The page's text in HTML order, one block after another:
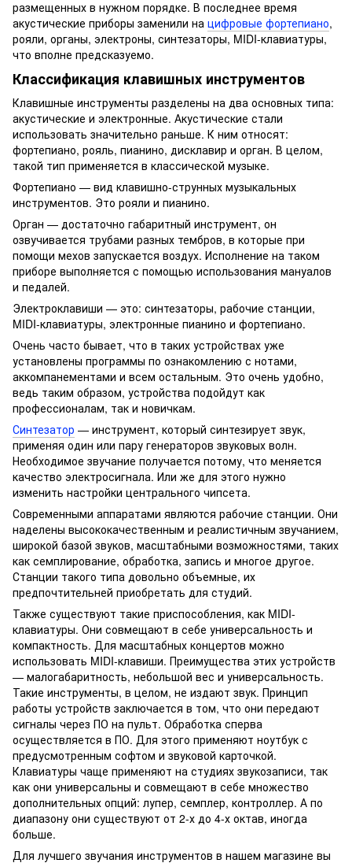
размещенных в нужном порядке. В последнее время
акустические приборы заменили на цифровые фортепиано,
рояли, органы, электроны, синтезаторы, MIDI-клавиатуры,
что вполне предсказуемо.
Классификация клавишных инструментов
Клавишные инструменты разделены на два основных типа:
акустические и электронные. Акустические стали
использовать значительно раньше. К ним относят:
фортепиано, рояль, пианино, дисклавир и орган. В целом,
такой тип применяется в классической музыке.
Фортепиано — вид клавишно-струнных музыкальных
инструментов. Это рояли и пианино.
Орган — достаточно габаритный инструмент, он
озвучивается трубами разных тембров, в которые при
помощи мехов запускается воздух. Исполнение на таком
приборе выполняется с помощью использования мануалов
и педалей.
Электроклавиши — это: синтезаторы, рабочие станции,
MIDI-клавиатуры, электронные пианино и фортепиано.
Очень часто бывает, что в таких устройствах уже
установлены программы по ознакомлению с нотами,
аккомпанементами и всем остальным. Это очень удобно,
ведь таким образом, устройства подойдут как
профессионалам, так и новичкам.
Синтезатор — инструмент, который синтезирует звук,
применяя один или пару генераторов звуковых волн.
Необходимое звучание получается потому, что меняется
качество электросигнала. Или же для этого нужно
изменить настройки центрального чипсета.
Современными аппаратами являются рабочие станции. Они
наделены высококачественным и реалистичным звучанием,
широкой базой звуков, масштабными возможностями, таких
как семплирование, обработка, запись и многое другое.
Станции такого типа довольно объемные, их
предпочтительней приобретать для студий.
Также существуют такие приспособления, как MIDI-
клавиатуры. Они совмещают в себе универсальность и
компактность. Для масштабных концертов можно
использовать MIDI-клавиши. Преимущества этих устройств
— малогабаритность, небольшой вес и универсальность.
Такие инструменты, в целом, не издают звук. Принцип
работы устройств заключается в том, что они передают
сигналы через ПО на пульт. Обработка сперва
осуществляется в ПО. Для этого применяют ноутбук с
предусмотренным софтом и звуковой карточкой.
Клавиатуры чаще применяют на студиях звукозаписи, так
как они универсальны и совмещают в себе множество
дополнительных опций: лупер, семплер, контроллер. А по
диапазону они существуют от 2-х до 4-х октав, иногда
больше.
Для лучшего звучания инструментов в нашем магазине вы